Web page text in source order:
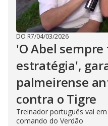
DO R7/04/03/2026
'O Abel
estratégia',
palmeirense
contra o Tigre
Treinador português vai
comando do Verdão